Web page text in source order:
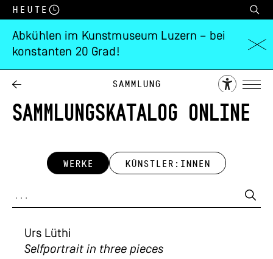
Heute
Abkühlen im Kunstmuseum Luzern – bei
konstanten 20 Grad!
Sammlung
SAMMLUNGSKATALOG ONLINE
WERKE KÜNSTLER:INNEN
Urs Lüthi
Selfportrait in three pieces